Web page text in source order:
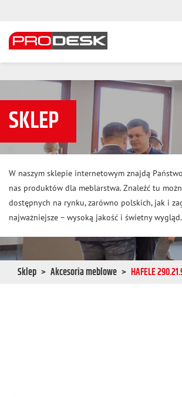
SKLEP
W naszym sklepie internetowym znajdą
nas produktów dla meblarstwa. Znaleźć tu
dostępnych na rynku, zarówno polskich, jak i
najważniejsze – wysoką jakość i świetny wygląd.
Sklep Akcesoria meblowe HAFELE